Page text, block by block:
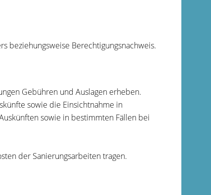
beziehungsweise Berechtigungsnachweis.
Gebühren und Auslagen erheben.
sowie die Einsichtnahme in
sowie in bestimmten Fällen bei
der Sanierungsarbeiten tragen.